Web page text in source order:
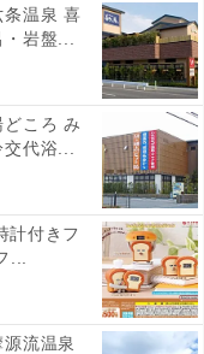
す
あります
ル】「伊香保温泉 ホ
級の湯殿と黄金の湯
条温泉 喜
岩盤...
どころ み
代浴...
計付きフ
...
流温泉